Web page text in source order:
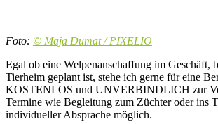
Foto: © Maja Dumat / PIXELIO
Egal ob eine Welpenanschaffung im Geschäft,
Tierheim geplant ist, stehe ich gerne für eine
KOSTENLOS und UNVERBINDLICH zur
Termine wie Begleitung zum Züchter oder ins
individueller Absprache möglich.